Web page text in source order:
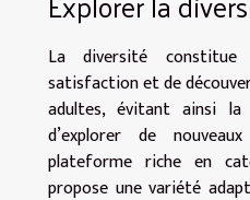
La diversité
satisfaction et de
adultes, évitant ainsi
d’explorer de
plateforme riche en
propose une variété